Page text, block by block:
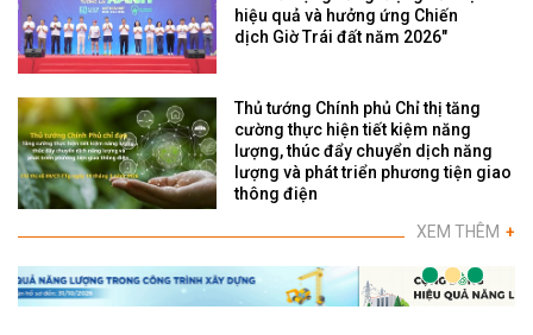
hiệu quả và hưởng ứng Chiến
dịch Giờ Trái đất năm 2026"
Thủ tướng Chính phủ Chỉ thị tăng
cường thực hiện tiết kiệm năng
lượng, thúc đẩy chuyển dịch năng
lượng và phát triển phương tiện giao
thông điện
XEM THÊM +